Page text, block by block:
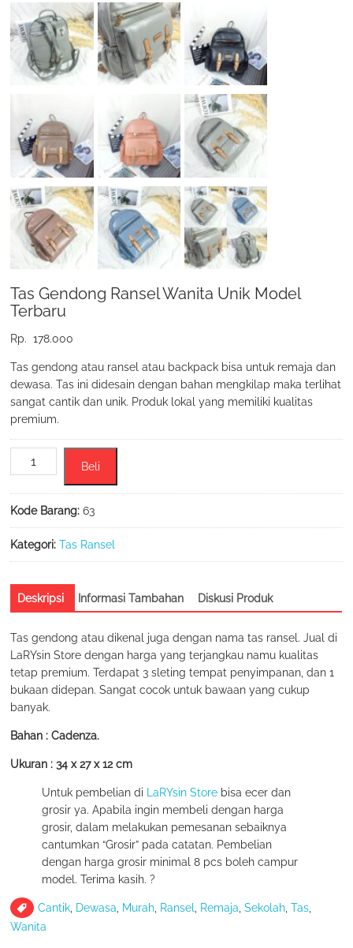
Tas Gendong Ransel Wanita Unik Model
Terbaru
Rp. 178.000
Tas gendong atau ransel atau backpack bisa untuk remaja dan
dewasa. Tas ini didesain dengan bahan mengkilap maka terlihat
sangat cantik dan unik. Produk lokal yang memiliki kualitas
premium.
Kuantitas
Tas
Gendong
Ransel
Wanita
Unik
Model
Beli
Kode Barang:63
Kategori:Tas Ransel
Deskripsi Informasi Tambahan Diskusi Produk
Tas gendong atau dikenal juga dengan nama tas ransel. Jual di
LaRYsin Store dengan harga yang terjangkau namu kualitas
tetap premium. Terdapat 3 sleting tempat penyimpanan, dan 1
bukaan didepan. Sangat cocok untuk bawaan yang cukup
banyak.
Bahan : Cadenza.
Ukuran : 34 x 27 x 12 cm
Untuk pembelian di LaRYsin Store bisa ecer dan
grosir ya. Apabila ingin membeli dengan harga
grosir, dalam melakukan pemesanan sebaiknya
cantumkan “Grosir” pada catatan. Pembelian
dengan harga grosir minimal 8 pcs boleh campur
model. Terima kasih. ?
Cantik, Dewasa, Murah, Ransel, Remaja,Sekolah,Tas,
Wanita